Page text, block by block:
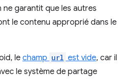
ne garantit que les autres
le contenu approprié dans le
le champ url est vide, car il
le système de partage